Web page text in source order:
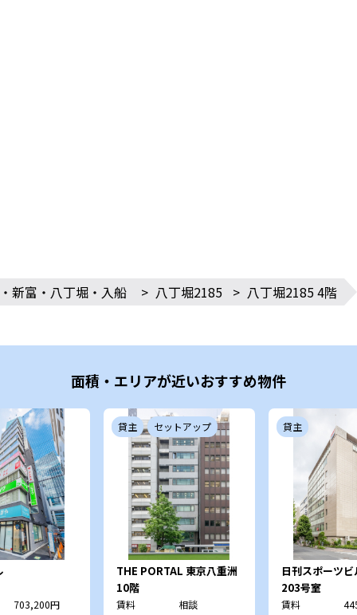
新富・八丁堀・入船 > 八丁堀2185 > 八丁堀2185 4階
面積・エリアが近いおすすめ物件
703,200円
貸主 セットアップ
THE PORTAL 東京八重洲
10階
賃料
相談
貸主
日刊スポーツビ
203号室
賃料